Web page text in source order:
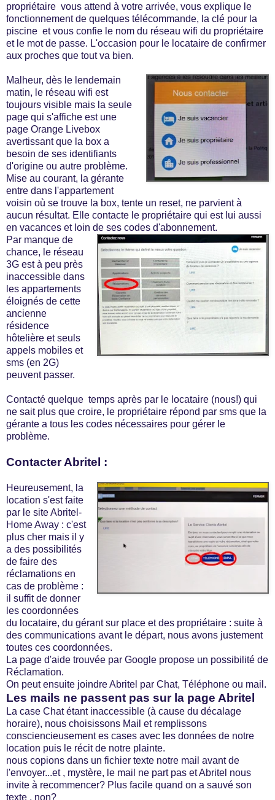
propriétaire vous attend à votre arrivée, vous explique le
fonctionnement de quelques télécommande, la clé pour la
piscine et vous confie le nom du réseau wifi du propriétaire
et le mot de passe. L'occasion pour le locataire de confirmer
aux proches que tout va bien.
Malheur, dès le lendemain
matin, le réseau wifi est
toujours visible mais la seule
page qui s'affiche est une
page Orange Livebox
avertissant que la box a
besoin de ses identifiants
d'origine ou autre problème.
Mise au courant, la gérante
entre dans l'appartement
voisin où se trouve la box, tente un reset, ne parvient à
aucun résultat. Elle contacte le propriétaire qui est lui aussi
en vacances et loin de ses codes d'abonnement.
Par manque de
chance, le réseau
3G est à peu près
inaccessible dans
les appartements
éloignés de cette
ancienne
résidence
hôtelière et seuls
appels mobiles et
sms (en 2G)
peuvent passer.
Contacté quelque temps après par le locataire (nous!) qui
ne sait plus que croire, le propriétaire répond par sms que la
gérante a tous les codes nécessaires pour gérer le
problème.
Contacter Abritel :
Heureusement, la
location s'est faite
par le site Abritel-
Home Away : c'est
plus cher mais il y
a des possibilités
de faire des
réclamations en
cas de problème :
il suffit de donner
les coordonnées
du locataire, du gérant sur place et des propriétaire : suite à
des communications avant le départ, nous avons justement
toutes ces coordonnées.
La page d'aide trouvée par Google propose un possibilité de
Réclamation.
On peut ensuite joindre Abritel par Chat, Téléphone ou mail.
Les mails ne passent pas sur la page Abritel
La case Chat étant inaccessible (à cause du décalage
horaire), nous choisissons Mail et remplissons
consciencieusement es cases avec les données de notre
location puis le récit de notre plainte.
nous copions dans un fichier texte notre mail avant de
l'envoyer...et , mystère, le mail ne part pas et Abritel nous
invite à recommencer? Plus facile quand on a sauvé son
texte , non?